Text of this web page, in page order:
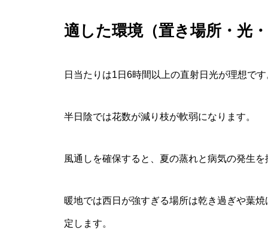
適した環境（置き場所・光
日当たりは1日6時間以上の直射日光が理想です
半日陰では花数が減り枝が軟弱になります。
風通しを確保すると、夏の蒸れと病気の発生
暖地では西日が強すぎる場所は乾き過ぎや葉
定します。